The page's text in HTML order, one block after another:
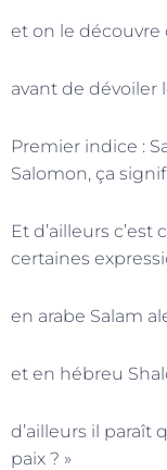
et on le
avant de dévoiler
Premier indice :
Salomon, ça
Et d’ailleurs
certaines
en arabe Salam
et en hébreu
d’ailleurs il paraît
paix ? »